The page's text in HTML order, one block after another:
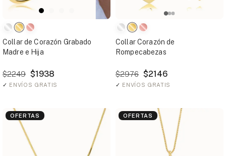
Collar de Corazón Grabado
Madre e Hija
$2249 $1938
✓ ENVÍOS GRATIS
Collar Corazón de
Rompecabezas
$2976 $2146
✓ ENVÍOS GRATIS
OFERTAS OFERTAS